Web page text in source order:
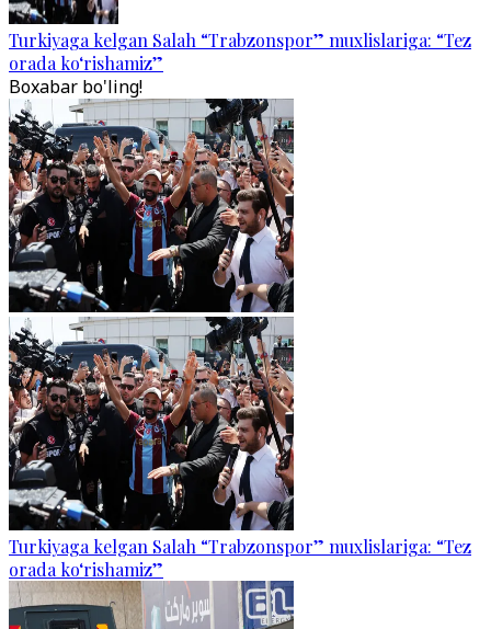
Turkiyaga kelgan Salah “Trabzonspor” muxlislariga: “Tez
orada ko‘rishamiz”
Boxabar bo'ling!
Turkiyaga kelgan Salah “Trabzonspor” muxlislariga: “Tez
orada ko‘rishamiz”